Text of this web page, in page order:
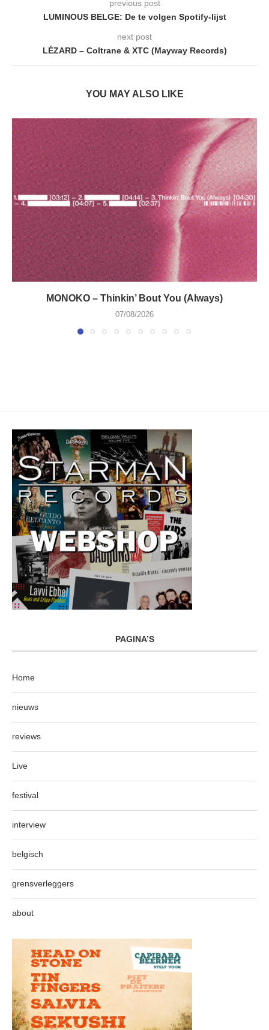
previous post
LUMINOUS BELGE: De te volgen Spotify-lijst
next post
LÉZARD – Coltrane & XTC (Mayway Records)
YOU MAY ALSO LIKE
MONOKO – Thinkin’ Bout You (Always)
07/08/2026
PAGINA’S
Home
nieuws
reviews
Live
festival
interview
belgisch
grensverleggers
about